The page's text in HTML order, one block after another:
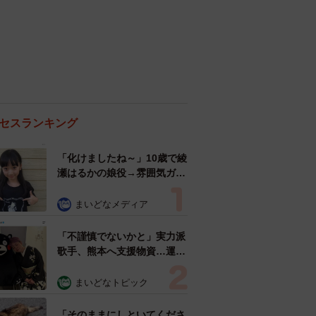
スランキング
「化けましたね～」10歳で綾
瀬はるかの娘役→雰囲気ガラ
雰囲気が」「宝塚に入れそ
まいどなメディア
「不謹慎でないかと」実力派
歌手、熊本へ支援物資…運搬
めらい 「痛いほど伝わる」
まいどなトピック